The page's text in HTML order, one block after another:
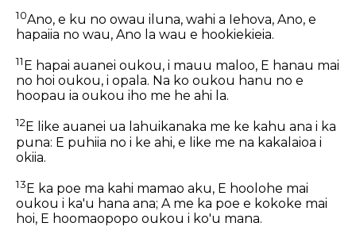
10Ano, e ku no owau iluna, wahi a Iehova, Ano, e
hapaiia no wau, Ano la wau e hookiekieia.
11 E hapai auanei oukou, i mauu maloo, E hanau mai
no hoi oukou, i opala. Na ko oukou hanu no e
hoopau ia oukou iho me he ahi la.
12E like auanei ua lahuikanaka me ke kahu ana i ka
puna: E puhiia no i ke ahi, e like me na kakalaioa i
okiia.
13E ka poe ma kahi mamao aku, E hoolohe mai
oukou i ka'u hana ana; A me ka poe e kokoke mai
hoi, E hoomaopopo oukou i ko'u mana.